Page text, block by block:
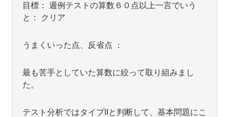
目標： 週例テストの算数６０点以上一言でいう
と： クリア
うまくいった点、反省点 ：
最も苦手としていた算数に絞って取り組みまし
た。
テスト分析ではタイプIIと判断して、基本問題にこ